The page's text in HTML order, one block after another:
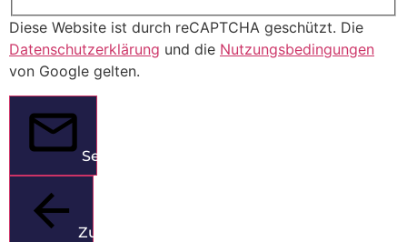
Diese Website ist durch reCAPTCHA geschützt. Die
Datenschutzerklärung und die Nutzungsbedingungen
von Google gelten.
Senden
Zurück